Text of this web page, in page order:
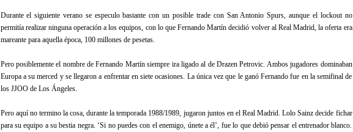
Durante el siguiente verano se especulo bastante con un posible trade con San Antonio Spurs, aunque el lockout no
permitía realizar ninguna operación a los equipos, con lo que Fernando Martín decidió volver al Real Madrid, la oferta era
mareante para aquella época, 100 millones de pesetas.
Pero posiblemente el nombre de Fernando Martín siempre ira ligado al de Drazen Petrovic. Ambos jugadores dominaban
Europa a su merced y se llegaron a enfrentar en siete ocasiones. La única vez que le ganó Fernando fue en la semifinal de
los JJOO de Los Ángeles.
Pero aquí no termino la cosa, durante la temporada 1988/1989, jugaron juntos en el Real Madrid. Lolo Sainz decide fichar
para su equipo a su bestia negra. ‘Si no puedes con el enemigo, únete a él’, fue lo que debió pensar el entrenador blanco.